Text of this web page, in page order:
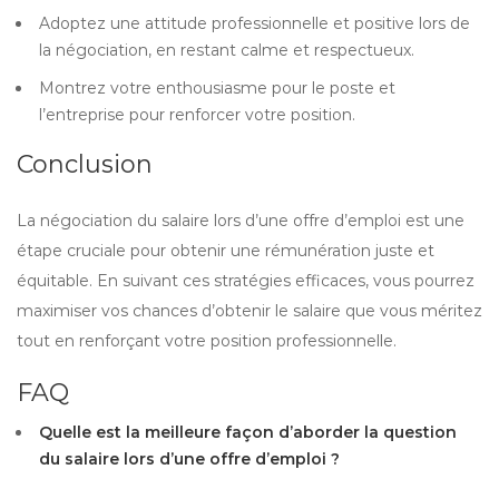
Adoptez une attitude professionnelle et positive lors de
la négociation, en restant calme et respectueux.
Montrez votre enthousiasme pour le poste et
l’entreprise pour renforcer votre position.
Conclusion
La négociation du salaire lors d’une offre d’emploi est une
étape cruciale pour obtenir une rémunération juste et
équitable. En suivant ces stratégies efficaces, vous pourrez
maximiser vos chances d’obtenir le salaire que vous méritez
tout en renforçant votre position professionnelle.
FAQ
Quelle est la meilleure façon d’aborder la question
du salaire lors d’une offre d’emploi ?